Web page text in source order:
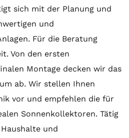
sich mit der Planung und
und
Für die Beratung
Von den ersten
Montage decken wir das
ab. Wir stellen Ihnen
vor und empfehlen die für
Sonnenkollektoren. Tätig
und